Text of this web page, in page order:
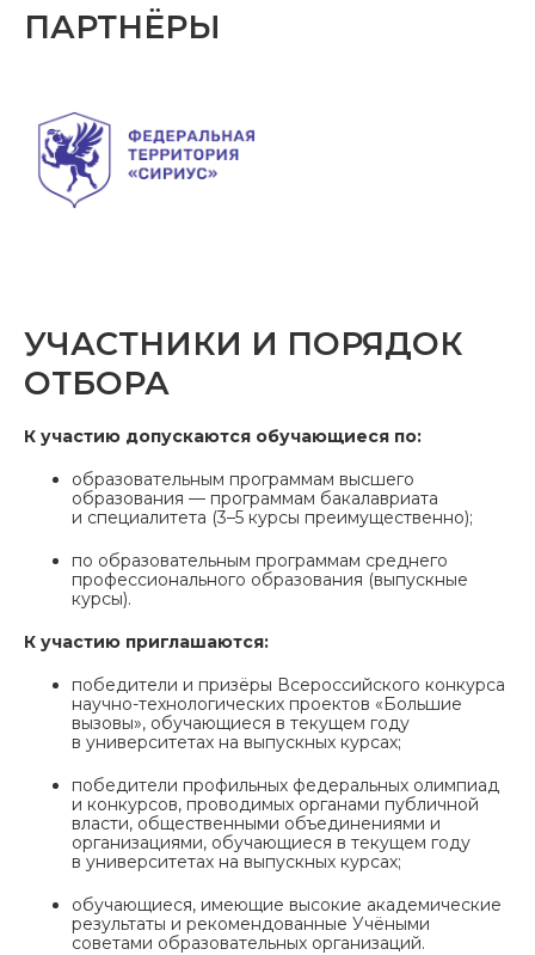
ПАРТНЁРЫ
УЧАСТНИКИ И ПОРЯДОК
ОТБОРА
К участию допускаются обучающиеся по:
образовательным программам высшего
образования — программам бакалавриата
и специалитета (3–5 курсы преимущественно);
по образовательным программам среднего
профессионального образования (выпускные
курсы).
К участию приглашаются:
победители и призёры Всероссийского конкурса
научно-технологических проектов «Большие
вызовы», обучающиеся в текущем году
в университетах на выпускных курсах;
победители профильных федеральных олимпиад
и конкурсов, проводимых органами публичной
власти, общественными объединениями и
организациями, обучающиеся в текущем году
в университетах на выпускных курсах;
обучающиеся, имеющие высокие академические
результаты и рекомендованные Учёными
советами образовательных организаций.